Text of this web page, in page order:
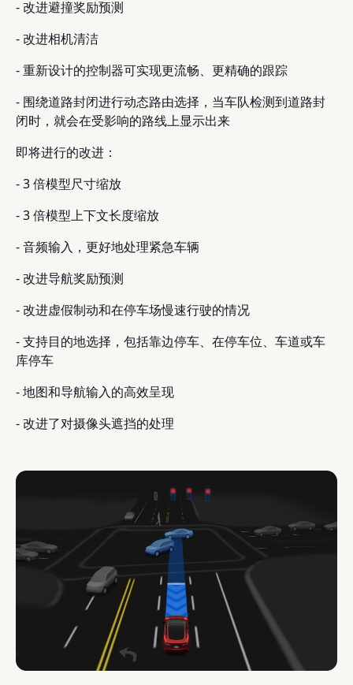
- 改进避撞奖励预测
- 改进相机清洁
- 重新设计的控制器可实现更流畅、更精确的跟踪
- 围绕道路封闭进行动态路由选择，当车队检测到道路封
闭时，就会在受影响的路线上显示出来
即将进行的改进：
- 3 倍模型尺寸缩放
- 3 倍模型上下文长度缩放
- 音频输入，更好地处理紧急车辆
- 改进导航奖励预测
- 改进虚假制动和在停车场慢速行驶的情况
- 支持目的地选择，包括靠边停车、在停车位、车道或车
库停车
- 地图和导航输入的高效呈现
- 改进了对摄像头遮挡的处理